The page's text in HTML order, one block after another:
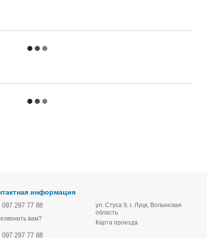
информация
097 297 77 88
вам?
097 297 77 88
ул. Стуса 9, г. Луцк, Волынская
область
Карта проезда